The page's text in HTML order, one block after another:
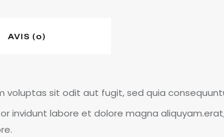
AVIS (0)
sit odit aut fugit, sed quia
invidunt labore et dolore magna